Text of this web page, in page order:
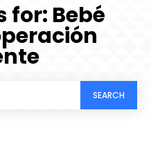
for: Bebé
SEARCH